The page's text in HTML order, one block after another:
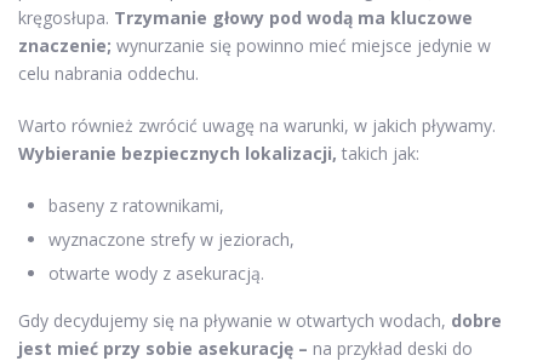
kręgosłupa. Trzymanie głowy pod wodą ma kluczowe
znaczenie; wynurzanie się powinno mieć miejsce jedynie w
celu nabrania oddechu.
Warto również zwrócić uwagę na warunki, w jakich pływamy.
Wybieranie bezpiecznych lokalizacji, takich jak:
baseny z ratownikami,
wyznaczone strefy w jeziorach,
otwarte wody z asekuracją.
Gdy decydujemy się na pływanie w otwartych wodach, dobre
jest mieć przy sobie asekurację – na przykład deski do